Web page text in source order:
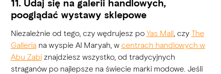
11. Udaj się na galerii handlowych,
pooglądać wystawy sklepowe
Niezależnie od tego, czy wędrujesz po Yas Mall, czy The
Galleriana wyspie Al Maryah, w centrach handlowych w
Abu Zabiznajdziesz wszystko, od tradycyjnych
straganów po najlepsze na świecie marki modowe. Jeśli